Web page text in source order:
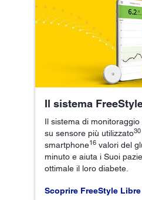
Il sistema
Il sistema di
su sensore più utilizzato30
smartphone16 valori del
minuto e aiuta i Suoi
ottimale il loro diabete.
Scoprire FreeStyle Libre